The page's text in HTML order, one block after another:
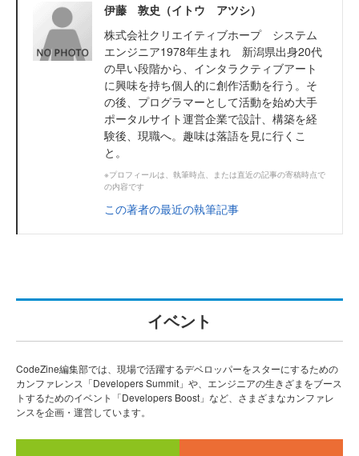
伊藤 敦史（イトウ アツシ）
株式会社クリエイティブホープ システム
エンジニア1978年生まれ 新潟県出身20代
の早い段階から、インタラクティブアート
に興味を持ち個人的に創作活動を行う。そ
の後、プログラマーとして活動を始め大手
ポータルサイト運営企業で設計、構築を経
験後、現職へ。趣味は落語を見に行くこ
と。
※プロフィールは、執筆時点、または直近の記事の寄稿時点で
の内容です
この著者の最近の執筆記事
イベント
CodeZine編集部では、現場で活躍するデベロッパーをスターにするための
カンファレンス「Developers Summit」や、エンジニアの生きざまをブース
トするためのイベント「Developers Boost」など、さまざまなカンファレ
ンスを企画・運営しています。